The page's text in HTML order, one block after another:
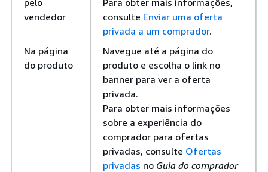
vendedor
consulte Enviar uma oferta
privada a um comprador.
Na página
do produto
Navegue até a página do
produto e escolha o link no
banner para ver a oferta
privada.
Para obter mais informações
sobre a experiência do
comprador para ofertas
privadas, consulte Ofertas
privadas no Guia do comprador